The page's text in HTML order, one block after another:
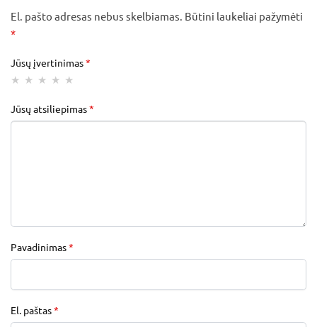
El. pašto adresas nebus skelbiamas. Būtini laukeliai pažymėti
*
Jūsų įvertinimas*
Jūsų atsiliepimas*
Pavadinimas*
El. paštas*